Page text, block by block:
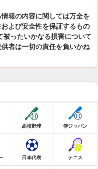
報の内容に関しては万全を
よび安全性を保証するもの
ったいかなる損害について
者は一切の責任を負いかね
高校野球 侍ジャパン
日本代表 テニス